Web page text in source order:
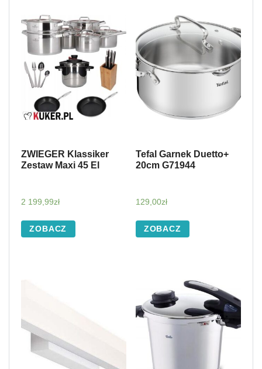
ZWIEGER Klassiker
Zestaw Maxi 45 El
2 199,99zł
ZOBACZ
Tefal Garnek Duetto+
20cm G71944
129,00zł
ZOBACZ